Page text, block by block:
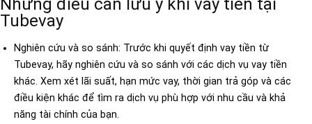
Những điều cần lưu ý khi vay tiền tại
Tubevay
Nghiên cứu và so sánh: Trước khi quyết định vay tiền từ
Tubevay, hãy nghiên cứu và so sánh với các dịch vụ vay tiền
khác. Xem xét lãi suất, hạn mức vay, thời gian trả góp và các
điều kiện khác để tìm ra dịch vụ phù hợp với nhu cầu và khả
năng tài chính của bạn.